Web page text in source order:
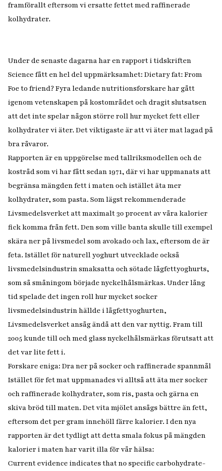
framförallt eftersom vi ersatte fettet med raffinerade
kolhydrater.
Under de senaste dagarna har en rapport i tidskriften
Science fått en hel del uppmärksamhet: Dietary fat: From
Foe to friend? Fyra ledande nutritionsforskare har gått
igenom vetenskapen på kostområdet och dragit slutsatsen
att det inte spelar någon större roll hur mycket fett eller
kolhydrater vi äter. Det viktigaste är att vi äter mat lagad på
bra råvaror.
Rapporten är en uppgörelse med tallriksmodellen och de
kostråd som vi har fått sedan 1971, där vi har uppmanats att
begränsa mängden fett i maten och istället äta mer
kolhydrater, som pasta. Som lägst rekommenderade
Livsmedelsverket att maximalt 30 procent av våra kalorier
fick komma från fett. Den som ville banta skulle till exempel
skära ner på livsmedel som avokado och lax, eftersom de är
feta. Istället för naturell yoghurt utvecklade också
livsmedelsindustrin smaksatta och sötade lågfettyoghurts,
som så småningom började nyckelhålsmärkas. Under lång
tid spelade det ingen roll hur mycket socker
livsmedelsindustrin hällde i lågfettyoghurten,
Livsmedelsverket ansåg ändå att den var nyttig. Fram till
2005 kunde till och med glass nyckelhålsmärkas förutsatt att
det var lite fett i.
Forskare eniga: Dra ner på socker och raffinerade spannmål
Istället för fet mat uppmanades vi alltså att äta mer socker
och raffinerade kolhydrater, som ris, pasta och gärna en
skiva bröd till maten. Det vita mjölet ansågs bättre än fett,
eftersom det per gram innehöll färre kalorier. I den nya
rapporten är det tydligt att detta smala fokus på mängden
kalorier i maten har varit illa för vår hälsa:
Current evidence indicates that no specific carbohydrate-